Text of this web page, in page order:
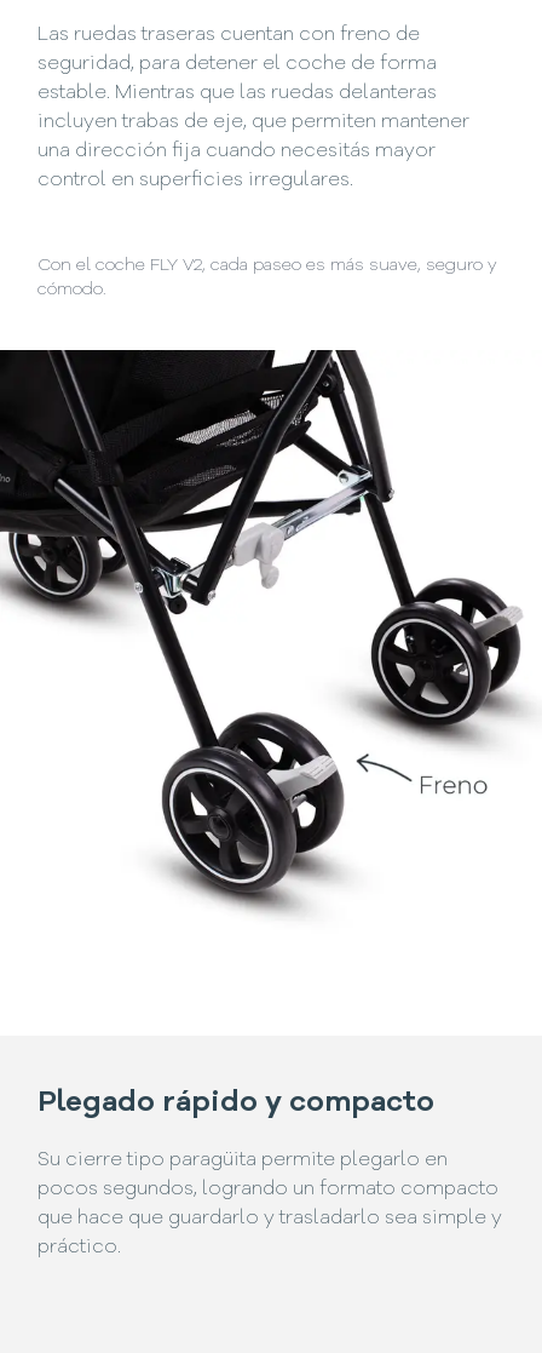
Las ruedas traseras cuentan con freno de
seguridad, para detener el coche de forma
estable. Mientras que las ruedas delanteras
incluyen trabas de eje, que permiten mantener
una dirección fija cuando necesitás mayor
control en superficies irregulares.
Con el coche FLY V2, cada paseo es más suave, seguro y
cómodo.
Plegado rápido y compacto
Su cierre tipo paragüita permite plegarlo en
pocos segundos, logrando un formato compacto
que hace que guardarlo y trasladarlo sea simple y
práctico.